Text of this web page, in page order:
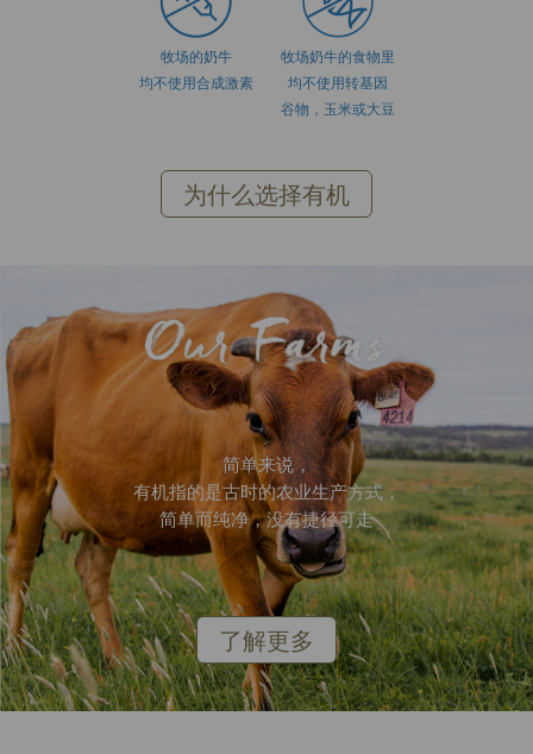
牧场的奶牛
均不使用合成激素
牧场奶牛的食物里
均不使用转基因
谷物，玉米或大豆
为什么选择有机
简单来说，
有机指的是古时的农业生产方式，
简单而纯净，没有捷径可走
了解更多